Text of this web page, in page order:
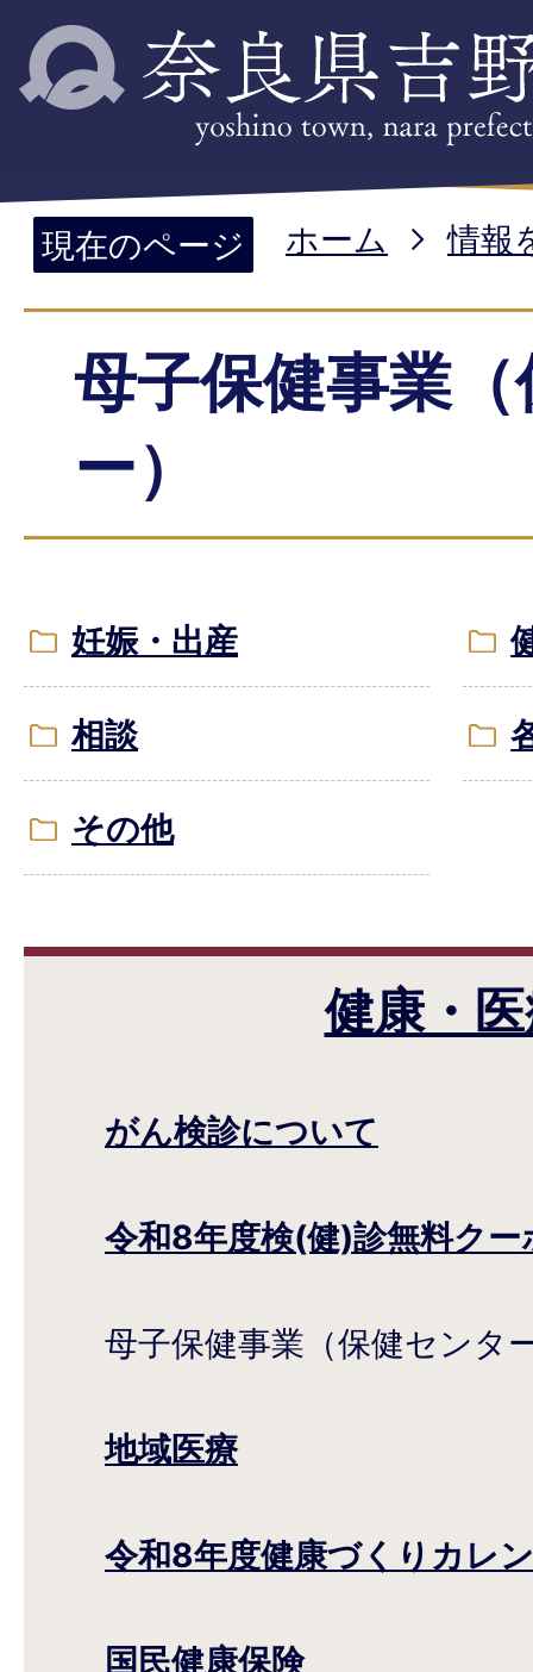
現在のページ ホーム 情報
母子保健事業
ー）
妊娠・出産
相談
その他
健康・
がん検診について
令和8年度検(健)診無料ク
母子保健事業（保健センタ
地域医療
令和8年度健康づくりカレ
国民健康保険